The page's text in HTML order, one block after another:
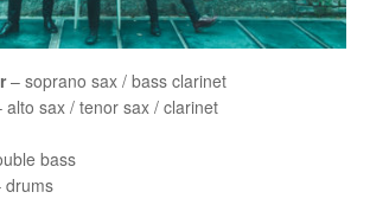
– soprano sax / bass clarinet
alto sax / tenor sax / clarinet
bass
drums